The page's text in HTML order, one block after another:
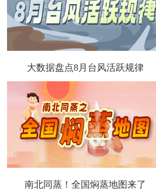
大数据盘点8月台风活跃规律
南北同蒸！全国焖蒸地图来了